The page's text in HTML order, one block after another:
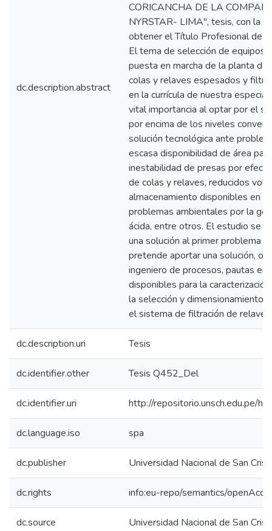
dc.description.abstract
CORICANCHA DE LA
NYRSTAR- LIMA", tesis, con la
obtener el Título Profesional de
El tema de selección de equipos,
puesta en marcha de la planta
colas y relaves espesados y
en la currícula de nuestra
vital importancia al optar por el
por encima de los niveles
solución tecnológica ante
escasa disponibilidad de área
inestabilidad de presas por
de colas y relaves, reducidos
almacenamiento disponibles en
problemas ambientales por la
ácida, entre otros. El estudio se
una solución al primer problema
pretende aportar una solución,
ingeniero de procesos, pautas
disponibles para la
la selección y dimensionamiento
el sistema de filtración de relaves.
dc.description.uri Tesis
dc.identifier.other Tesis Q452_Del
dc.identifier.uri http://repositorio.unsch.edu.pe/
dc.language.iso spa
dc.publisher Universidad Nacional de San
dc.rights info:eu-repo/semantics/
dc.source Universidad Nacional de San